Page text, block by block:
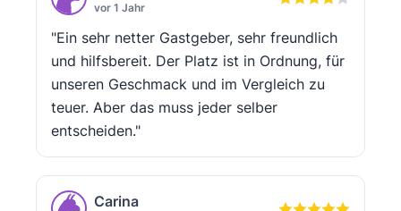
vor 1 Jahr
"Ein sehr netter Gastgeber, sehr freundlich
und hilfsbereit. Der Platz ist in Ordnung, für
unseren Geschmack und im Vergleich zu
teuer. Aber das muss jeder selber
entscheiden."
Carina